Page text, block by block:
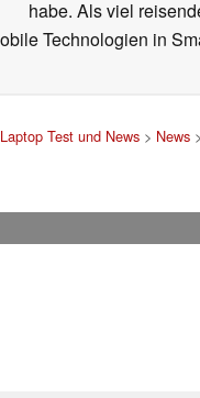
habe. Als viel
Technologien in
Test und News> News>